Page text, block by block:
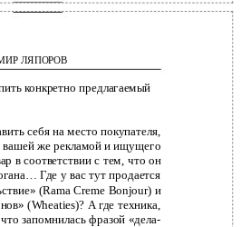
ЛЯПОРОВ
конкретно предлагаемый
себя на место покупателя,
вашей же рекламой и ищущего
в соответствии с тем, что он
Где у вас тут продается
(Rama Creme Bonjour) и
(Wheaties)? А где техника,
что запомнилась фразой «дела-